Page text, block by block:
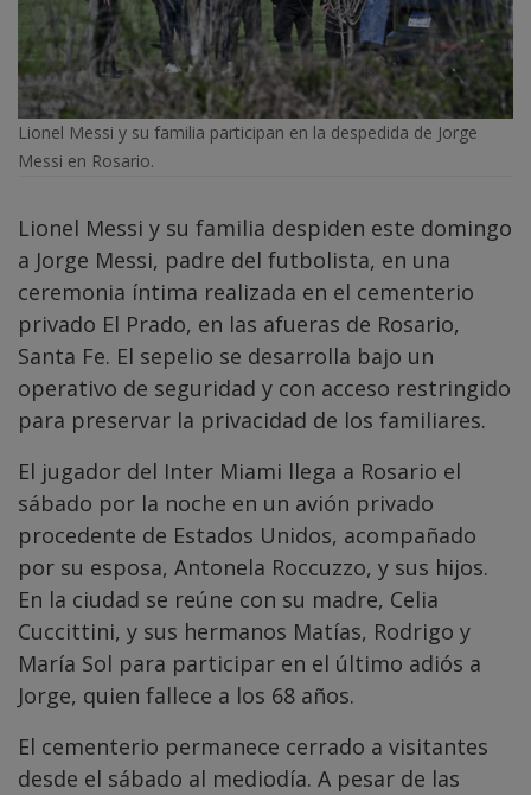
Lionel Messi y su familia participan en la despedida de Jorge
Messi en Rosario.
Lionel Messi y su familia despiden este domingo
a Jorge Messi, padre del futbolista, en una
ceremonia íntima realizada en el cementerio
privado El Prado, en las afueras de Rosario,
Santa Fe. El sepelio se desarrolla bajo un
operativo de seguridad y con acceso restringido
para preservar la privacidad de los familiares.
El jugador del Inter Miami llega a Rosario el
sábado por la noche en un avión privado
procedente de Estados Unidos, acompañado
por su esposa, Antonela Roccuzzo, y sus hijos.
En la ciudad se reúne con su madre, Celia
Cuccittini, y sus hermanos Matías, Rodrigo y
María Sol para participar en el último adiós a
Jorge, quien fallece a los 68 años.
El cementerio permanece cerrado a visitantes
desde el sábado al mediodía. A pesar de las